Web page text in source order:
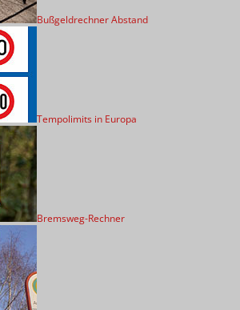
Bußgeldrechner Abstand
Tempolimits in Europa
Bremsweg-Rechner